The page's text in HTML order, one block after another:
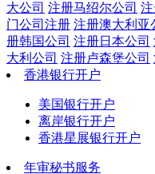
大公司 注册马绍尔公司
门公司注册 注册澳大利亚
册韩国公司 注册日本公司
大利公司 注册卢森堡公司
香港银行开户
美国银行开户
离岸银行开户
香港星展银行开户
年审秘书服务